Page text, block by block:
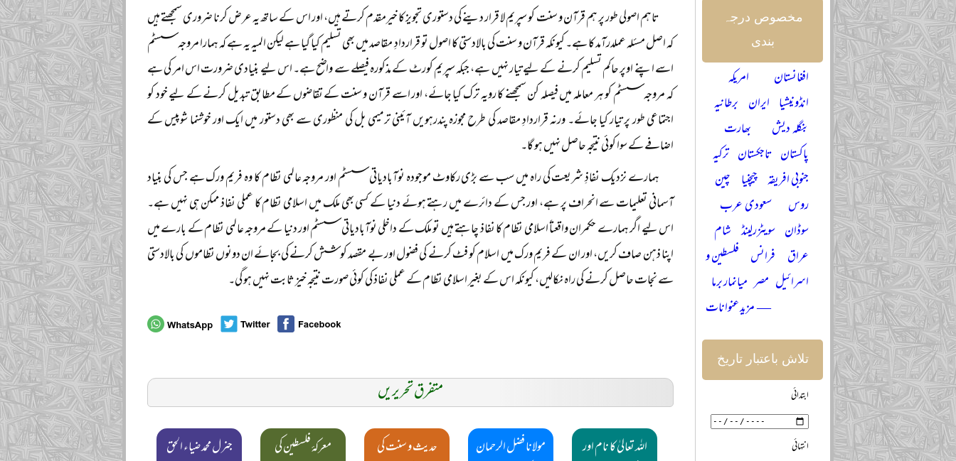
تاہم اصولی طور پر ہم قرآن و سنت کو سپریم لا قرار دینے کی دستوری تجویز کا خیرمقدم کرتے ہیں، اور اس کے ساتھ یہ عرض کرنا ضروری سمجھتے ہیں
کہ اصل مسئلہ عملدرآمد کا ہے۔ کیونکہ قرآن و سنت کی بالادستی کا اصول تو قراردادِ مقاصد میں بھی تسلیم کیا گیا ہے لیکن المیہ یہ ہے کہ ہمارا مروجہ سسٹم
اسے اپنے اوپر حاکم تسلیم کرنے کے لیے تیار نہیں ہے، جبکہ سپریم کورٹ کے مذکورہ فیصلے سے واضح ہے۔ اس لیے بنیادی ضرورت اس امر کی ہے
کہ مروجہ سسٹم کو ہر معاملہ میں فیصلہ کن سمجھنے کا رویہ ترک کیا جائے، اور اسے قرآن و سنت کے تقاضوں کے مطابق تبدیل کرنے کے لیے خود کو
اجتماعی طور پر تیار کیا جائے۔ ورنہ قراردادِ مقاصد کی طرح مجوزہ پندرہویں آئینی ترمیمی بل کی منظوری سے بھی دستور میں ایک اور خوشنما شوپیس کے
اضافے کے سوا کوئی نتیجہ حاصل نہیں ہو گا۔
ہمارے نزدیک نفاذِ شریعت کی راہ میں سب سے بڑی رکاوٹ موجودہ نوآبادیاتی سسٹم اور مروجہ عالمی نظام کا وہ فریم ورک ہے جس کی بنیاد
آسمانی تعلیمات سے انحراف پر ہے، اور جس کے دائرے میں رہتے ہوئے دنیا کے کسی بھی ملک میں اسلامی نظام کا عملی نفاذ ممکن ہی نہیں ہے۔
اس لیے اگر ہمارے حکمران واقعتاً اسلامی نظام کا نفاذ چاہتے ہیں تو ملک کے داخلی نوآبادیاتی سسٹم اور دنیا کے مروجہ عالمی نظام کے بارے میں
اپنا ذہن صاف کریں، اور ان کے فریم ورک میں اسلام کو فٹ کرنے کی فضول اور بے مقصد کوشش کرنے کی بجائے ان دونوں نظاموں کی بالادستی
سے نجات حاصل کرنے کی راہ نکالیں، کیونکہ اس کے بغیر اسلامی نظام کے عملی نفاذ کی کوئی صورت نتیجہ خیز ثابت نہیں ہو گی۔
متفرق تحریریں
اللہ تعالیٰ کا نام اور
مولانا فضل الرحمان
حدیث و سنت کی
معرکۂ فلسطین کی
جنرل محمد ضیاء الحق
مخصوص درجہ
بندی
افغانستان
امریکہ
انڈونیشیا ایران برطانیہ
بنگلہ دیش
بھارت
پاکستان تاجکستان ترکیہ
جنوبی افریقہ چیچنیا چین
روس
سعودی عرب
سوڈان سویٹزرلینڈ شام
عراق فرانس فلسطین و
اسرائیل مصر میانمار برما
— مزید عنوانات
تلاش باعتبار تاریخ
ابتدائی
انتہائی